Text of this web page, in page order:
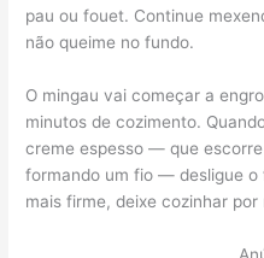
pau ou fouet. Continue
não queime no fundo.
O mingau vai começar a
minutos de cozimento.
creme espesso — que
formando um fio — desligue o
mais firme, deixe cozinhar por